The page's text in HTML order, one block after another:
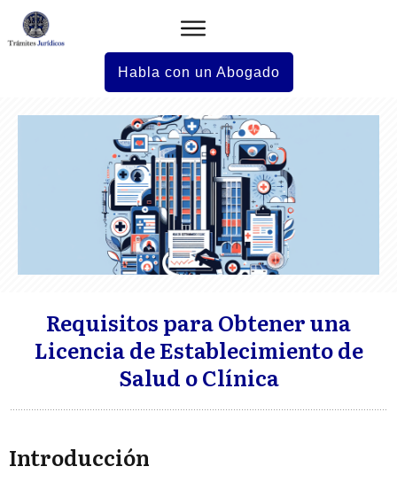
Habla con un Abogado
Requisitos para Obtener una
Licencia de Establecimiento de
Salud o Clínica
Introducción